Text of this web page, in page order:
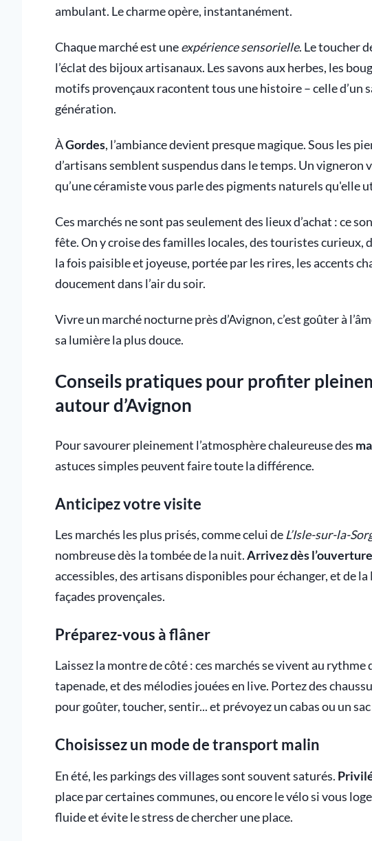
ambulant. Le charme opère, instantanément.
Chaque marché est uneexpérience sensorielle. Le toucher
l’éclat des bijoux artisanaux. Les savons aux herbes, les
motifs provençaux racontent tous une histoire – celle d’un
génération.
ÀGordes, l’ambiance devient presque magique. Sous les
d’artisans semblent suspendus dans le temps. Un vigneron
qu’une céramiste vous parle des pigments naturels qu'elle
Ces marchés ne sont pas seulement des lieux d’achat : ce
fête. On y croise des familles locales, des touristes curieux,
la fois paisible et joyeuse, portée par les rires, les accents
doucement dans l’air du soir.
Vivre un marché nocturne près d’Avignon, c’est goûter à
sa lumière la plus douce.
Conseils pratiques pour profiter
autour d’Avignon
Pour savourer pleinement l’atmosphère chaleureuse des
astuces simples peuvent faire toute la différence.
Anticipez votre visite
Les marchés les plus prisés, comme celui deL’Isle-sur-la-
nombreuse dès la tombée de la nuit.Arrivez dès
accessibles, des artisans disponibles pour échanger, et de
façades provençales.
Préparez-vous à flâner
Laissez la montre de côté : ces marchés se vivent au
tapenade, et des mélodies jouées en live. Portez des
pour goûter, toucher, sentir... et prévoyez un cabas ou un
Choisissez un mode de transport malin
En été, les parkings des villages sont souvent saturés.
place par certaines communes, ou encore le vélo si vous
fluide et évite le stress de chercher une place.